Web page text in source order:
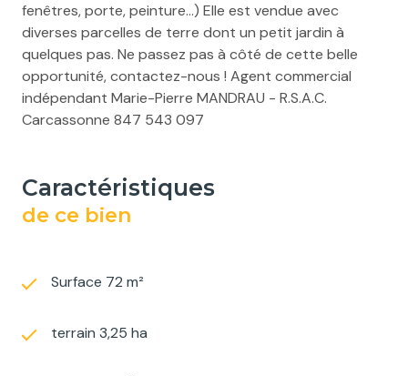
fenêtres, porte, peinture...) Elle est vendue avec
diverses parcelles de terre dont un petit jardin à
quelques pas. Ne passez pas à côté de cette belle
opportunité, contactez-nous ! Agent commercial
indépendant Marie-Pierre MANDRAU - R.S.A.C.
Carcassonne 847 543 097
caractéristiques
de ce bien
Surface 72 m²
terrain 3,25 ha